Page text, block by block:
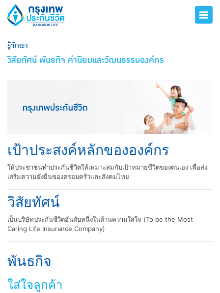
รู้จักเรา
วิสัยทัศน์ พันธกิจ ค่านิยมและวัฒนธรรมองค์กร
เป้าประสงค์หลักขององค์กร
ให้ประชาชนทำประกันชีวิตให้เหมาะสมกับเป้าหมายชีวิตของตนเอง เพื่อส่ง
เสริมความยั่งยืนของครอบครัวและสังคมไทย
วิสัยทัศน์
เป็นบริษัทประกันชีวิตอันดับหนึ่งในด้านความใส่ใจ (To be the Most
Caring Life Insurance Company)
พันธกิจ
ใส่ใจลูกค้า